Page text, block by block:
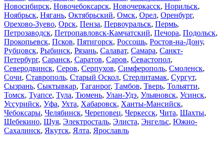
Новосибирск, Новочебоксарск, Новочеркасск, Норильск,
Ноябрьск, Нягань, Октябрьский, Омск, Орел, Оренбург,
Орехово-Зуево, Орск, Пенза, Первоуральск, Пермь,
Петрозаводск, Петропавловск-Камчатский, Печора, Подольск,
Прокопьевск, Псков, Пятигорск, Россошь, Ростов-на-Дону,
Рубцовск, Рыбинск, Рязань, Салават, Самара, Санкт-
Петербург, Саранск, Саратов, Саров, Севастопол,
Северодвинск, Серов, Серпухов, Симферополь, Смоленск,
Сочи, Ставрополь, Старый Оскол, Стерлитамак, Сургут,
Сызрань, Сыктывкар, Таганрог, Тамбов, Тверь, Тольятти,
Томск, Туапсе, Тула, Тюмень, Улан-Удэ, Ульяновск, Усинск,
Уссурийск, Уфа, Ухта, Хабаровск, Ханты-Мансийск,
Чебоксары, Челябинск, Череповец, Черкесск, Чита, Шахты,
Шебекино, Шуя, Электросталь, Элиста, Энгельс, Южно-
Сахалинск, Якутск, Ялта, Ярославль